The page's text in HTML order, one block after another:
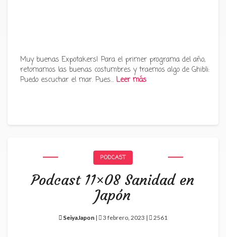
Muy buenas Expotakers! Para el primer programa del año,
retomamos las buenas costumbres y traemos algo de Ghibli:
Puedo escuchar el mar. Pues… Leer más
PODCAST
Podcast 11×08 Sanidad en
Japón
SeiyaJapon | 3 febrero, 2023 | 2561